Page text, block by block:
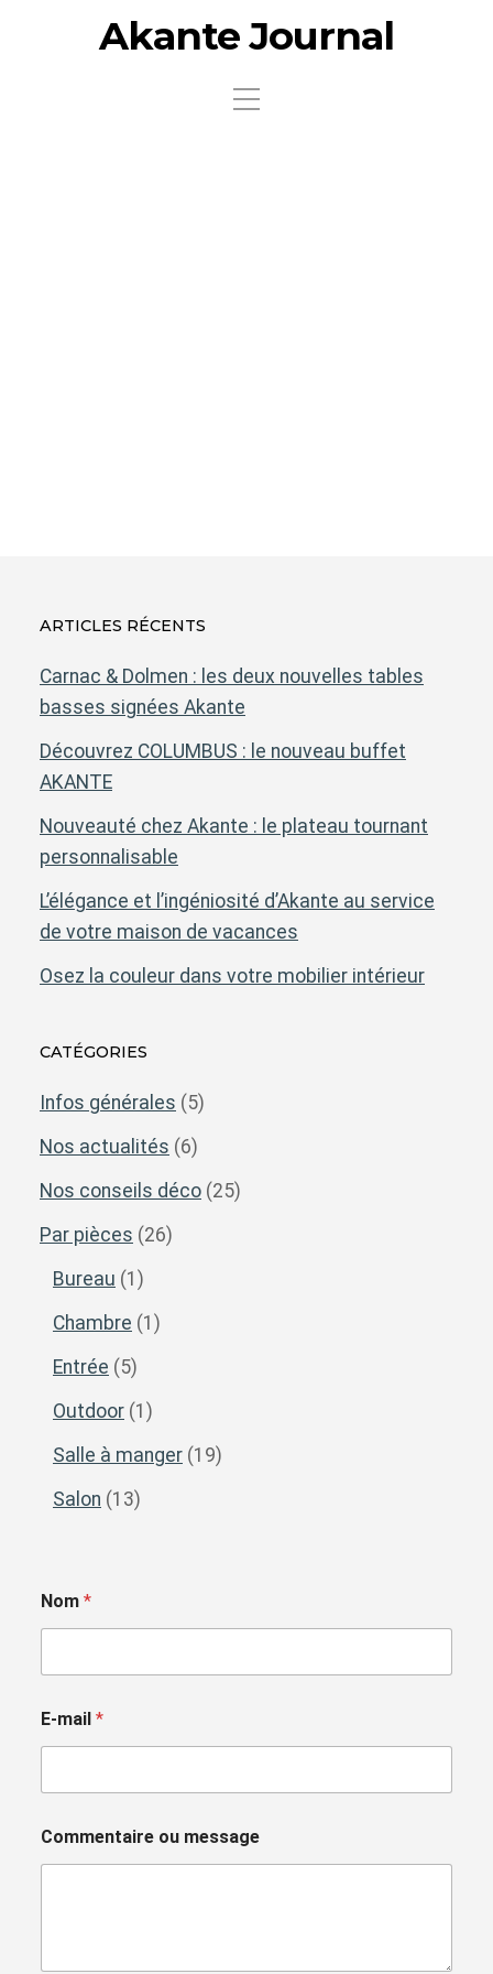
Akante Journal
ARTICLES RÉCENTS
Carnac & Dolmen : les deux nouvelles tables
basses signées Akante
Découvrez COLUMBUS : le nouveau buffet
AKANTE
Nouveauté chez Akante : le plateau tournant
personnalisable
L’élégance et l’ingéniosité d’Akante au service
de votre maison de vacances
Osez la couleur dans votre mobilier intérieur
CATÉGORIES
Infos générales (5)
Nos actualités (6)
Nos conseils déco (25)
Par pièces (26)
Bureau (1)
Chambre (1)
Entrée (5)
Outdoor (1)
Salle à manger (19)
Salon (13)
Nom *
E-mail *
Commentaire ou message